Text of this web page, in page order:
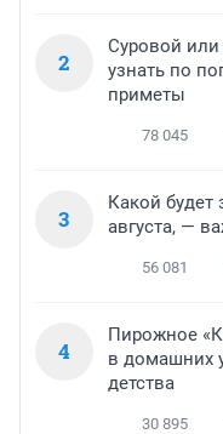
2
Суровой
узнать по
приметы
78 045
3
Какой будет
августа, —
56 081
4
Пирожное
в домашних
детства
30 895